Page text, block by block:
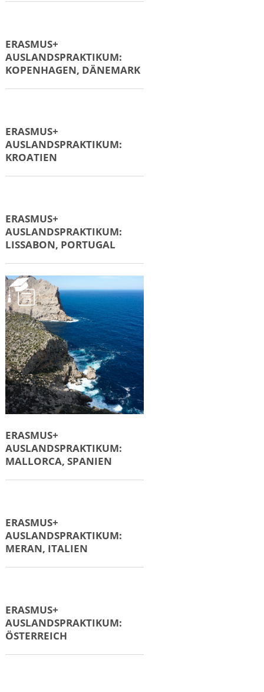
ERASMUS+
ERASMUS+
AUSLANDSPRAKTIKUM:
KROATIEN
ERASMUS+
AUSLANDSPRAKTIKUM:
LISSABON, PORTUGAL
ERASMUS+